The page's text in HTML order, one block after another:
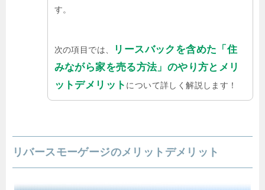
す。
次の項目では、
リースバックを含めた「住
みながら家を売る方法」のやり方とメリ
ットデメリット について詳しく解説します！
リバースモーゲージのメリットデメリット